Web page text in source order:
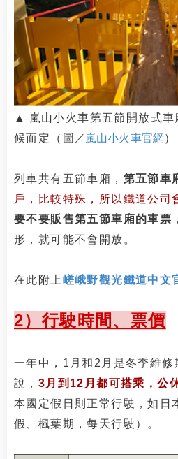
▲
嵐山小火車第五節開放式
候而定（ 圖／ 嵐山小火車官網 ）
列車共有五節車廂， 第五節車
戶，
比較特殊， 所以鐵道公司
要不要販售第五節車廂的車票
形，就可能不會開放。
在此附上 嵯峨野觀光鐵道中文
2）行駛時間、票價
一年中，1月和2月是冬季維修
說， 3月到12月都可搭乘，公
本國定假日則正常行駛，如日
假、楓葉期，每天行駛）。